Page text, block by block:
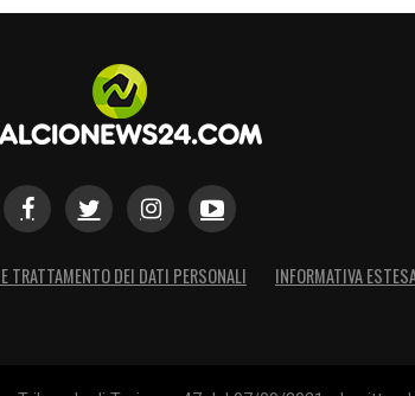
TRATTAMENTO DEI DATI PERSONALI INFORMATIVA